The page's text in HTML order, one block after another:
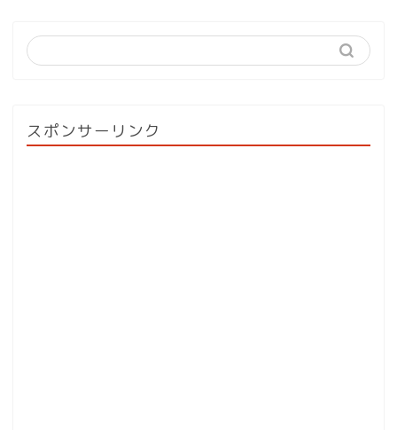
スポンサーリンク